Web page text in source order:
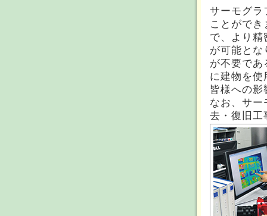
サーモグラ
ことがで
で、より
が可能と
が不要で
に建物を
皆様への
なお、サ
去・復旧工